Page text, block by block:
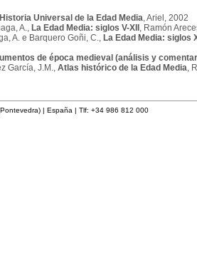
Historia Universal de la Edad Media, Ariel, 2002
A., La Edad Media: siglos V-XII , Ramón
A. e Barquero Goñi, C., La Edad Media: siglos
de época medieval (análisis y
García, J.M., Atlas histórico de la Edad Media,
| España | Tlf: +34 986 812 000